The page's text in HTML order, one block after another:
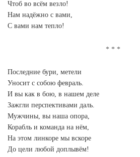
Чтоб во всём везло!
Нам надёжно с вами,
С вами нам тепло!
Последние бури, метели
Уносит с собою февраль.
И вы как в бою, в нашем деле
Зажгли перспективами даль.
Мужчины, вы наша опора,
Корабль и команда на нём,
На этом линкоре мы вскоре
До цели любой доплывём!